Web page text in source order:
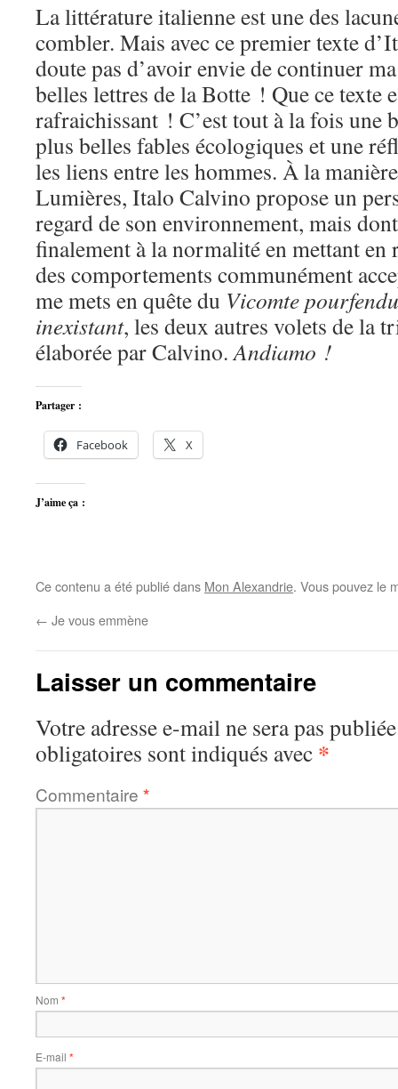
La littérature italienne est une des
combler. Mais avec ce premier texte
doute pas d’avoir envie de continuer
belles lettres de la Botte ! Que ce texte
rafraichissant ! C’est tout à la fois une
plus belles fables écologiques et une
les liens entre les hommes. À la
Lumières, Italo Calvino propose un
regard de son environnement, mais
finalement à la normalité en mettant en
des comportements communément
me mets en quête du Vicomte pourfendu
inexistant, les deux autres volets de la
élaborée par Calvino.Andiamo !
Partager :
Facebook X
J’aime ça :
Ce contenu a été publié dans Mon Alexandrie. Vous pouvez le
← Je vous emmène
Laisser un commentaire
Votre adresse e-mail ne sera pas
obligatoires sont indiqués avec *
Commentaire *
Nom *
E-mail *